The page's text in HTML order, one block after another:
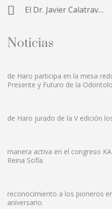
El Dr. Javier Calatrava gana el premio al mejor póster clínico en el III Simposio Internacional de Cirugía Mucogingival alrededor de dientes e implantes en Florencia
Noticias
de Haro participa en la mesa
Presente y Futuro de la
de Haro jurado de la V edición
manera activa en el congreso
Reina Sofía
reconocimiento a los pioneros
aniversario.